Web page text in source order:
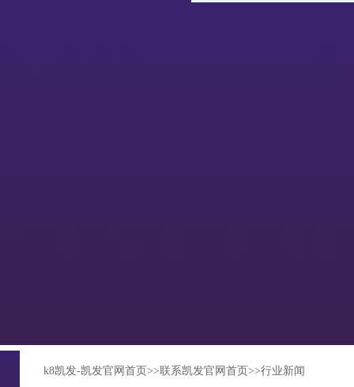
k8凯发-凯发官网首页 >>联系凯发官网首页 >>行业新闻